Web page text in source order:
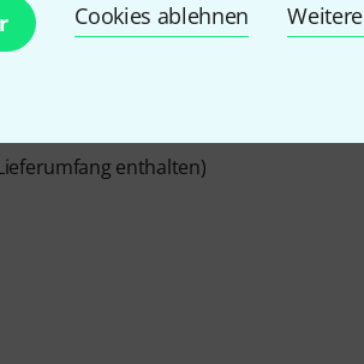
Cookies ablehnen
enthalten)